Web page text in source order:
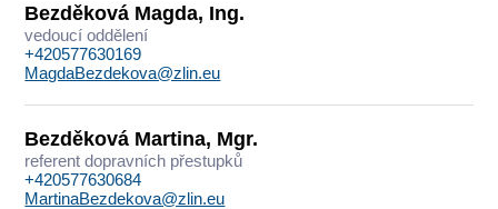
Bezděková Magda, Ing.
vedoucí oddělení
+420577630169
MagdaBezdekova@zlin.eu
Bezděková Martina, Mgr.
referent dopravních přestupků
+420577630684
MartinaBezdekova@zlin.eu